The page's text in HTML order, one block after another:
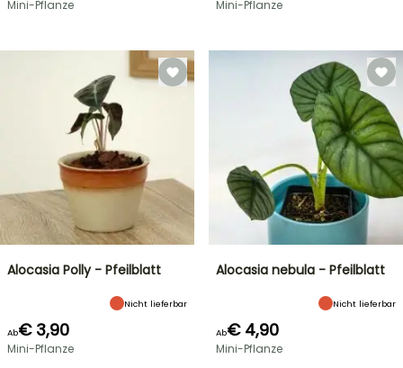
Mini-Pflanze Mini-Pflanze
Alocasia Polly - Pfeilblatt
Nicht lieferbar
Ab€ 3,90
Mini-Pflanze
Alocasia nebula - Pfeilblatt
Nicht lieferbar
Ab€ 4,90
Mini-Pflanze